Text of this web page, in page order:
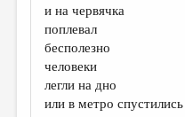
КОНКУРСЫ
ДЕТСКАЯ КОМНАТА
КНИЖНАЯ ПОЛКА
ОБЗОР ЛИТЕРАТУРЫ
и на червячка
поплевал
бесполезно
человеки
легли на дно
или в метро спустились